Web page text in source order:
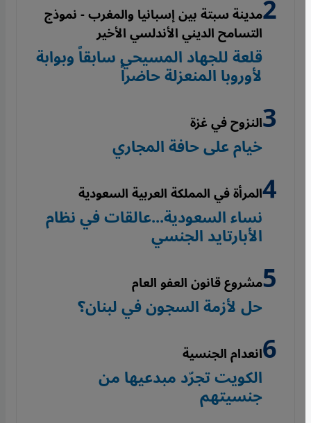
مدينة سبتة بين إسبانيا والمغرب - نموذج
التسامح الديني الأندلسي الأخير
قلعة للجهاد المسيحي سابقاً وبوابة
لأوروبا المنعزلة حاضراً
النزوح في غزة
خيام على حافة المجاري
المرأة في المملكة العربية السعودية
نساء السعودية...عالقات في نظام
الأبارتايد الجنسي
مشروع قانون العفو العام
حل لأزمة السجون في لبنان؟
انعدام الجنسية
الكويت تجرّد مبدعيها من
جنسيتهم